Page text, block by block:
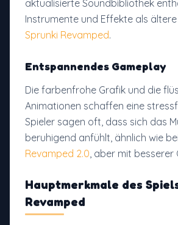
aktualisierte Soundbibliothek
Instrumente und Effekte als
Sprunki Revamped.
Entspannendes Gameplay
Die farbenfrohe Grafik und die
Animationen schaffen eine
Spieler sagen oft, dass sich das
beruhigend anfühlt, ähnlich wie bei
Revamped 2.0, aber mit besserer
Hauptmerkmale des
Revamped